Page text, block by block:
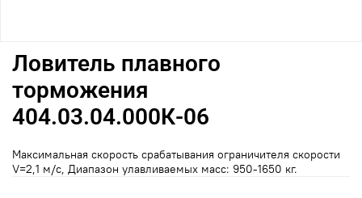
Ловитель плавного
торможения
404.03.04.000К-06
Максимальная скорость срабатывания ограничителя скорости
V=2,1 м/с, Диапазон улавливаемых масс: 950-1650 кг.